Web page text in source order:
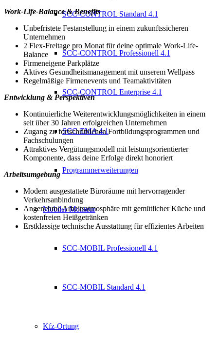
SCC-CONTROL Standard 4.1
SCC-CONTROL Professionell 4.1
SCC-CONTROL Enterprise 4.1
SCC-EMA 4.1
Programmerweiterungen
Mobiler Monteur
SCC-MOBIL Professionell 4.1
SCC-MOBIL Standard 4.1
Kfz-Ortung
Work-Life-Balance & Benefits
Unbefristete Festanstellung in einem zukunftssicheren
Unternehmen
2 Flex-Freitage pro Monat für deine optimale Work-Life-
Balance
Firmeneigene Parkplätze
Aktives Gesundheitsmanagement mit unserem Wellpass
Regelmäßige Firmenevents und Teamaktivitäten
Entwicklung & Perspektiven
Kontinuierliche Weiterentwicklungsmöglichkeiten in einem
seit über 30 Jahren erfolgreichen Unternehmen
Zugang zu fortschrittlichen Fortbildungsprogrammen und
Fachschulungen
Attraktives Vergütungsmodell mit leistungsorientierter
Komponente, dass deine Erfolge direkt honoriert
Arbeitsumgebung
Modern ausgestattete Büroräume mit hervorragender
Verkehrsanbindung
Angenehme Arbeitsatmosphäre mit gemütlicher Küche und
kostenfreien Heißgetränken
Erstklassige technische Ausstattung für effizientes Arbeiten